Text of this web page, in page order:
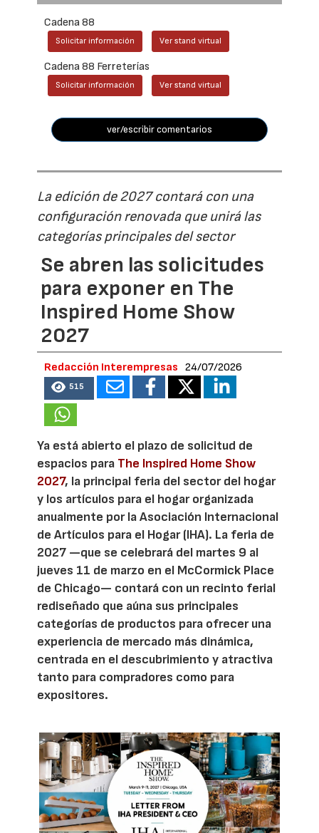
Cadena 88
Solicitar información Ver stand virtual
Cadena 88 Ferreterías
Solicitar información Ver stand virtual
ver/escribir comentarios
La edición de 2027 contará con una
configuración renovada que unirá las
categorías principales del sector
Se abren las solicitudes
para exponer en The
Inspired Home Show
2027
Redacción Interempresas 24/07/2026
515
Ya está abierto el plazo de solicitud de
espacios para The Inspired Home Show
2027, la principal feria del sector del hogar
y los artículos para el hogar organizada
anualmente por la Asociación Internacional
de Artículos para el Hogar (IHA). La feria de
2027 —que se celebrará del martes 9 al
jueves 11 de marzo en el McCormick Place
de Chicago— contará con un recinto ferial
rediseñado que aúna sus principales
categorías de productos para ofrecer una
experiencia de mercado más dinámica,
centrada en el descubrimiento y atractiva
tanto para compradores como para
expositores.